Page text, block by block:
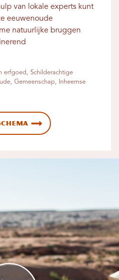
van lokale experts kunt
eeuwenoude
natuurlijke bruggen
erfgoed, Schilderachtige
Gemeenschap, Inheemse